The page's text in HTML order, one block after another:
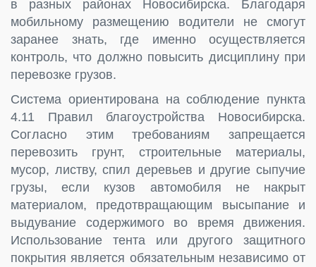
в разных районах Новосибирска. Благодаря
мобильному размещению водители не смогут
заранее знать, где именно осуществляется
контроль, что должно повысить дисциплину при
перевозке грузов.
Система ориентирована на соблюдение пункта
4.11 Правил благоустройства Новосибирска.
Согласно этим требованиям запрещается
перевозить грунт, строительные материалы,
мусор, листву, спил деревьев и другие сыпучие
грузы, если кузов автомобиля не накрыт
материалом, предотвращающим высыпание и
выдувание содержимого во время движения.
Использование тента или другого защитного
покрытия является обязательным независимо от